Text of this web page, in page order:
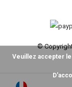
©
Veuillez accepter